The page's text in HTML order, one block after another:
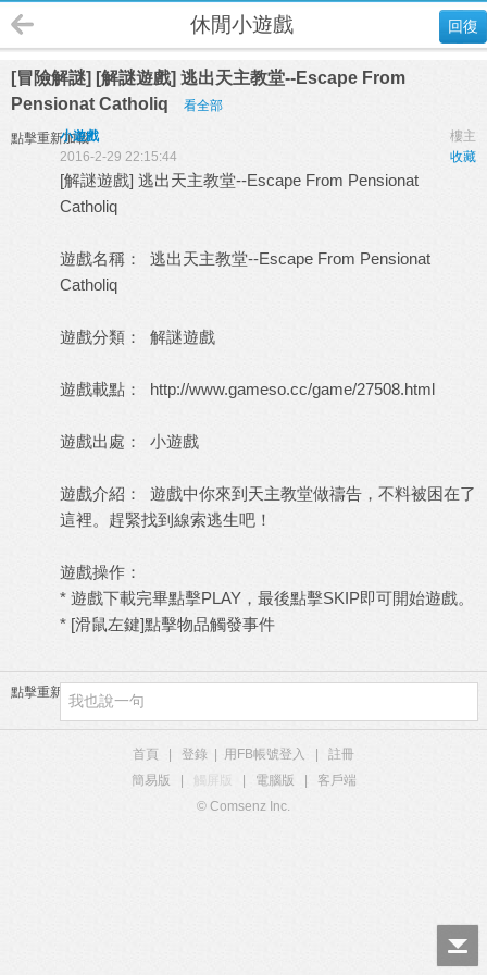
回復
休閒小遊戲
[冒險解謎] [解謎遊戲] 逃出天主教堂--Escape From
Pensionat Catholiq
看全部
點擊重新加載 樓主
小遊戲
收藏
2016-2-29 22:15:44
[解謎遊戲] 逃出天主教堂--Escape From Pensionat
Catholiq
遊戲名稱： 逃出天主教堂--Escape From Pensionat
Catholiq
遊戲分類： 解謎遊戲
遊戲載點： http://www.gameso.cc/game/27508.html
遊戲出處： 小遊戲
遊戲介紹： 遊戲中你來到天主教堂做禱告，不料被困在了
這裡。趕緊找到線索逃生吧！
遊戲操作：
* 遊戲下載完畢點擊PLAY，最後點擊SKIP即可開始遊戲。
* [滑鼠左鍵]點擊物品觸發事件
點擊重新加載
首頁 登錄 用FB帳號登入
註冊
簡易版
觸屏版 電腦版
客戶端
© Comsenz Inc.